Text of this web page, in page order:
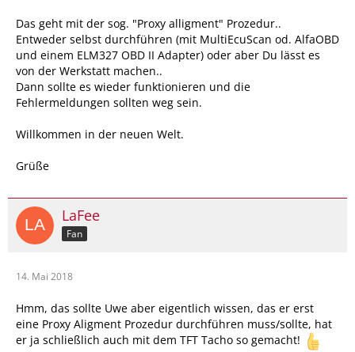
Das geht mit der sog. "Proxy alligment" Prozedur..
Entweder selbst durchführen (mit MultiEcuScan od. AlfaOBD
und einem ELM327 OBD II Adapter) oder aber Du lässt es
von der Werkstatt machen..
Dann sollte es wieder funktionieren und die
Fehlermeldungen sollten weg sein.
Willkommen in der neuen Welt.
Grüße
LaFee
Fan
14. Mai 2018
Hmm, das sollte Uwe aber eigentlich wissen, das er erst
eine Proxy Aligment Prozedur durchführen muss/sollte, hat
er ja schließlich auch mit dem TFT Tacho so gemacht!